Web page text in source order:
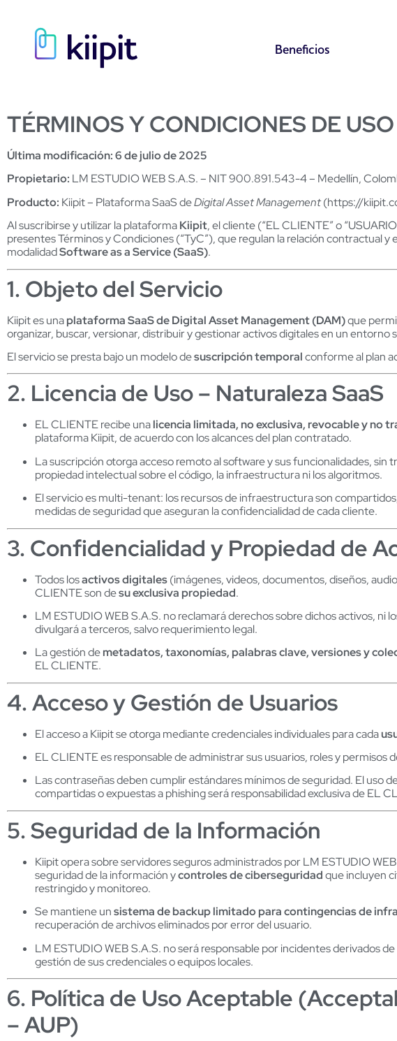
Beneficios
TÉRMINOS Y CONDICIONES DE
Última modificación: 6 de julio de 2025
Propietario: LM ESTUDIO WEB S.A.S. – NIT 900.891.543-4 – Medellín,
Producto: Kiipit – Plataforma SaaS deDigital Asset Management(https://
Al suscribirse y utilizar la plataformaKiipit, el cliente (“EL CLIENTE” o
presentes Términos y Condiciones (“TyC”), que regulan la relación contractual y
modalidadSoftware as a Service (SaaS).
1. Objeto del Servicio
Kiipit es unaplataforma SaaS de Digital Asset Management (DAM)que
organizar, buscar, versionar, distribuir y gestionar activos digitales en un entorno
El servicio se presta bajo un modelo desuscripción temporalconforme al plan
2. Licencia de Uso – Naturaleza SaaS
EL CLIENTE recibe unalicencia limitada, no exclusiva, revocable y no
plataforma Kiipit, de acuerdo con los alcances del plan contratado.
La suscripción otorga acceso remoto al software y sus funcionalidades, sin
propiedad intelectual sobre el código, la infraestructura ni los algoritmos.
El servicio es multi-tenant: los recursos de infraestructura son
medidas de seguridad que aseguran la confidencialidad de cada cliente.
3. Confidencialidad y Propiedad de
Todos losactivos digitales(imágenes, videos, documentos, diseños,
CLIENTE son desu exclusiva propiedad.
LM ESTUDIO WEB S.A.S. no reclamará derechos sobre dichos activos, ni
divulgará a terceros, salvo requerimiento legal.
La gestión demetadatos, taxonomías, palabras clave, versiones y
EL CLIENTE.
4. Acceso y Gestión de Usuarios
El acceso a Kiipit se otorga mediante credenciales individuales para cada
EL CLIENTE es responsable de administrar sus usuarios, roles y permisos
Las contraseñas deben cumplir estándares mínimos de seguridad. El uso
compartidas o expuestas a phishing será responsabilidad exclusiva de EL
5. Seguridad de la Información
Kiipit opera sobre servidores seguros administrados por LM ESTUDIO
seguridad de la información ycontroles de ciberseguridadque incluyen
restringido y monitoreo.
Se mantiene unsistema de backup limitado para contingencias de
recuperación de archivos eliminados por error del usuario.
LM ESTUDIO WEB S.A.S. no será responsable por incidentes derivados
gestión de sus credenciales o equipos locales.
6. Política de Uso Aceptable (
– AUP)